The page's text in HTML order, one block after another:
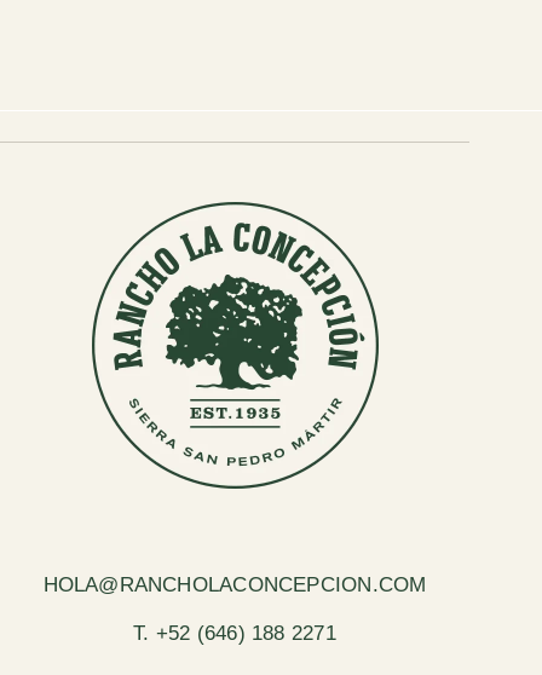
HOLA@RANCHOLACONCEPCION.COM
T. +52 (646) 188 2271